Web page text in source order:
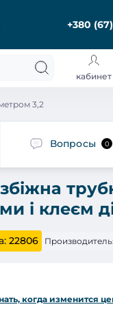
+380
кабинет
3,2
Вопросы 0
і клеєм
22806 Производитель:
когда изменится